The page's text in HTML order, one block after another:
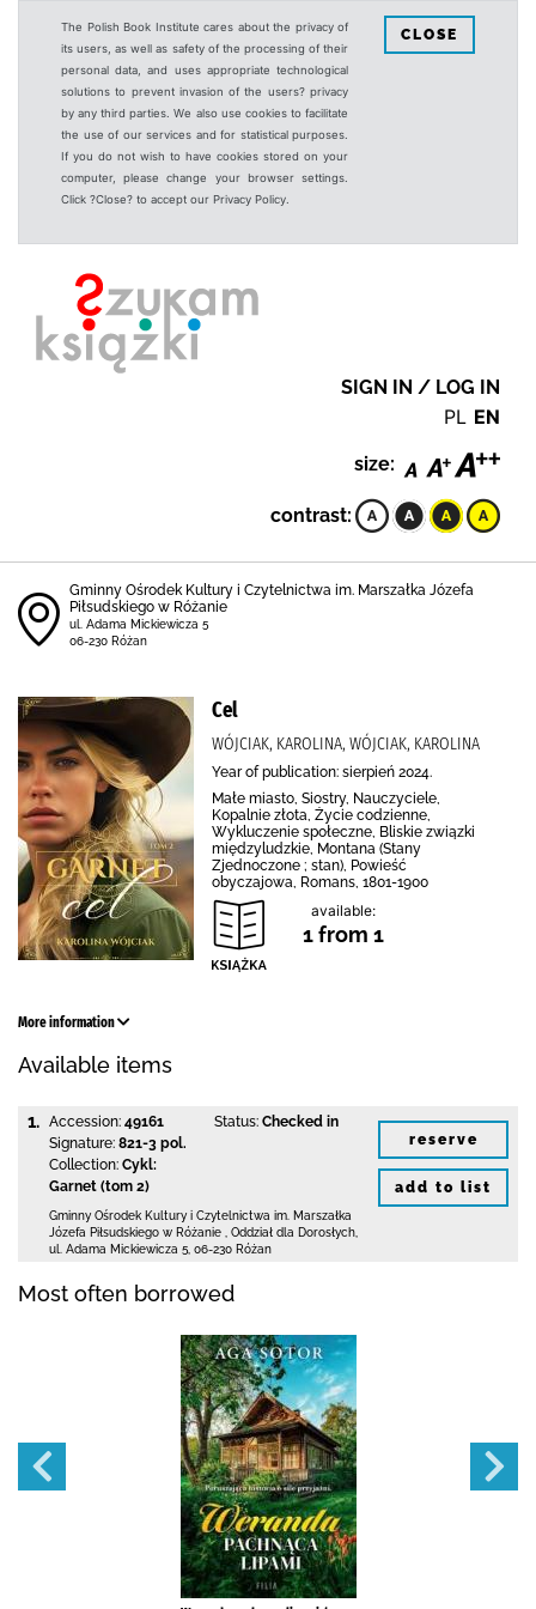
The Polish Book Institute cares about the privacy of
its users, as well as safety of the processing of their
personal data, and uses appropriate technological
solutions to prevent invasion of the users? privacy
by any third parties. We also use cookies to facilitate
the use of our services and for statistical purposes.
If you do not wish to have cookies stored on your
computer, please change your browser settings.
Click ?Close? to accept our Privacy Policy.
CLOSE
SIGN IN / LOG IN
PL EN
size:
contrast:
Gminny Ośrodek Kultury i Czytelnictwa im. Marszałka Józefa
Piłsudskiego w Różanie
ul. Adama Mickiewicza 5
06-230 Różan
Cel
WÓJCIAK, KAROLINA, WÓJCIAK, KAROLINA
Year of publication: sierpień 2024.
Małe miasto, Siostry, Nauczyciele,
Kopalnie złota, Życie codzienne,
Wykluczenie społeczne, Bliskie związki
międzyludzkie, Montana (Stany
Zjednoczone ; stan), Powieść
obyczajowa, Romans, 1801-1900
available:
1 from 1
More information
Available items
1. Accession: 49161
Signature: 821-3 pol.
Collection: Cykl:
Garnet (tom 2)
Status: Checked in
Gminny Ośrodek Kultury i Czytelnictwa im. Marszałka
Józefa Piłsudskiego w Różanie
Oddział dla Dorosłych,
ul. Adama Mickiewicza 5 06-230 Różan
reserve
add to list
Most often borrowed